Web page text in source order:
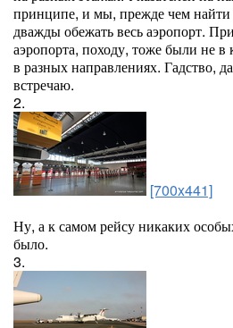
принципе, и мы, прежде чем
дважды обежать весь аэропорт.
аэропорта, походу, тоже были не в
в разных направлениях. Гадство,
встречаю.
2.
[700x441]
Ну, а к самом рейсу никаких
было.
3.